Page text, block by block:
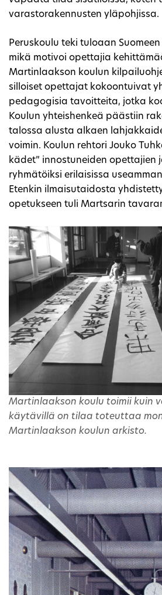
varastorakennusten yläpohjissa.
Peruskoulu teki tuloaan
mikä motivoi opettajia
Martinlaakson koulun
silloiset opettajat kokoontuivat
pedagogisia tavoitteita, jotka
Koulun yhteishenkeä päästiin
talossa alusta alkaen
voimin. Koulun rehtori Jouko
kädet” innostuneiden opettajien
ryhmätöiksi erilaisissa
Etenkin ilmaisutaidosta
opetukseen tuli Martsarin
Martinlaakson koulu toimii kuin
käytävillä on tilaa toteuttaa
Martinlaakson koulun arkisto.